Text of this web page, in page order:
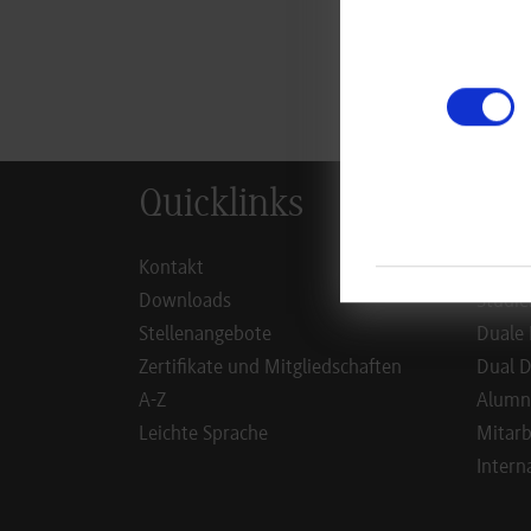
Quicklinks
Kontakt
Downloads
Stellenangebote
Zertifikate und Mitgliedschaften
A-Z
Leichte Sprache
Duale
Dual